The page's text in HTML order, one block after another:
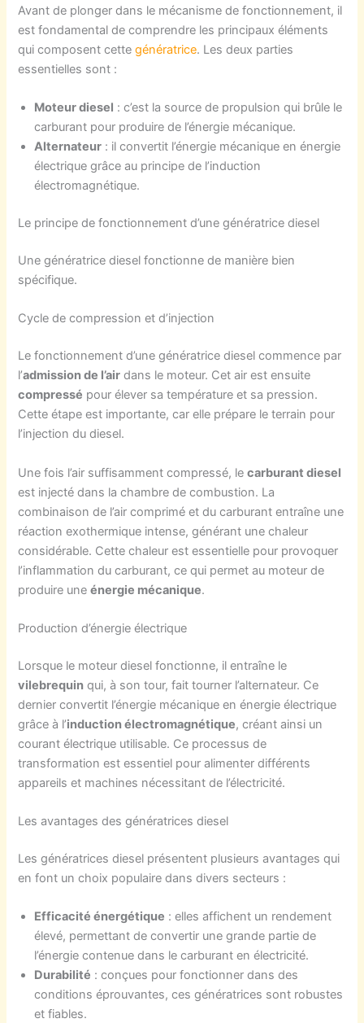
Avant de plonger dans le mécanisme de fonctionnement, il
est fondamental de comprendre les principaux éléments
qui composent cettegénératrice. Les deux parties
essentielles sont :
Moteur diesel : c’est la source de propulsion qui brûle le
carburant pour produire de l’énergie mécanique.
Alternateur : il convertit l’énergie mécanique en énergie
électrique grâce au principe de l’induction
électromagnétique.
Le principe de fonctionnement d’une génératrice diesel
Une génératrice diesel fonctionne de manière bien
spécifique.
Cycle de compression et d’injection
Le fonctionnement d’une génératrice diesel commence par
l’admission de l’air dans le moteur. Cet air est ensuite
compressé pour élever sa température et sa pression.
Cette étape est importante, car elle prépare le terrain pour
l’injection du diesel.
Une fois l’air suffisamment compressé, lecarburant diesel
est injecté dans la chambre de combustion. La
combinaison de l’air comprimé et du carburant entraîne une
réaction exothermique intense, générant une chaleur
considérable. Cette chaleur est essentielle pour provoquer
l’inflammation du carburant, ce qui permet au moteur de
produire uneénergie mécanique.
Production d’énergie électrique
Lorsque le moteur diesel fonctionne, il entraîne le
vilebrequin qui, à son tour, fait tourner l’alternateur. Ce
dernier convertit l’énergie mécanique en énergie électrique
grâce à l’induction électromagnétique, créant ainsi un
courant électrique utilisable. Ce processus de
transformation est essentiel pour alimenter différents
appareils et machines nécessitant de l’électricité.
Les avantages des génératrices diesel
Les génératrices diesel présentent plusieurs avantages qui
en font un choix populaire dans divers secteurs :
Efficacité énergétique : elles affichent un rendement
élevé, permettant de convertir une grande partie de
l’énergie contenue dans le carburant en électricité.
Durabilité : conçues pour fonctionner dans des
conditions éprouvantes, ces génératrices sont robustes
et fiables.